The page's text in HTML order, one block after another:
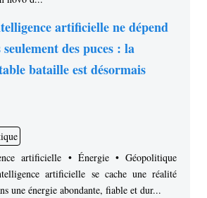
artificielle ne dépend
des puces : la
bataille est désormais
artificielle • Énergie • Géopolitique
artificielle se cache une réalité
une énergie abondante, fiable et dur...